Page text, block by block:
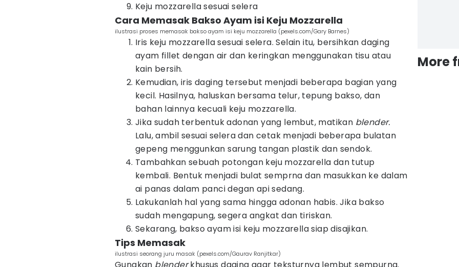
Keju mozzarella sesuai selera
Cara Memasak Bakso Ayam isi Keju Mozzarella
ilustrasi proses memasak bakso ayam isi keju mozzarella (pexels.com/Gary Barnes)
Iris keju mozzarella sesuai selera. Selain itu, bersihkan daging
ayam fillet dengan air dan keringkan menggunakan tisu atau
kain bersih.
Kemudian, iris daging tersebut menjadi beberapa bagian yang
kecil. Hasilnya, haluskan bersama telur, tepung bakso, dan
bahan lainnya kecuali keju mozzarella.
Jika sudah terbentuk adonan yang lembut, matikan blender.
Lalu, ambil sesuai selera dan cetak menjadi beberapa bulatan
gepeng menggunkan sarung tangan plastik dan sendok.
Tambahkan sebuah potongan keju mozzarella dan tutup
kembali. Bentuk menjadi bulat semprna dan masukkan ke dalam
ai panas dalam panci degan api sedang.
Lakukanlah hal yang sama hingga adonan habis. Jika bakso
sudah mengapung, segera angkat dan tiriskan.
Sekarang, bakso ayam isi keju mozzarella siap disajikan.
Tips Memasak
ilustrasi seorang juru masak (pexels.com/Gaurav Ranjitkar)
More